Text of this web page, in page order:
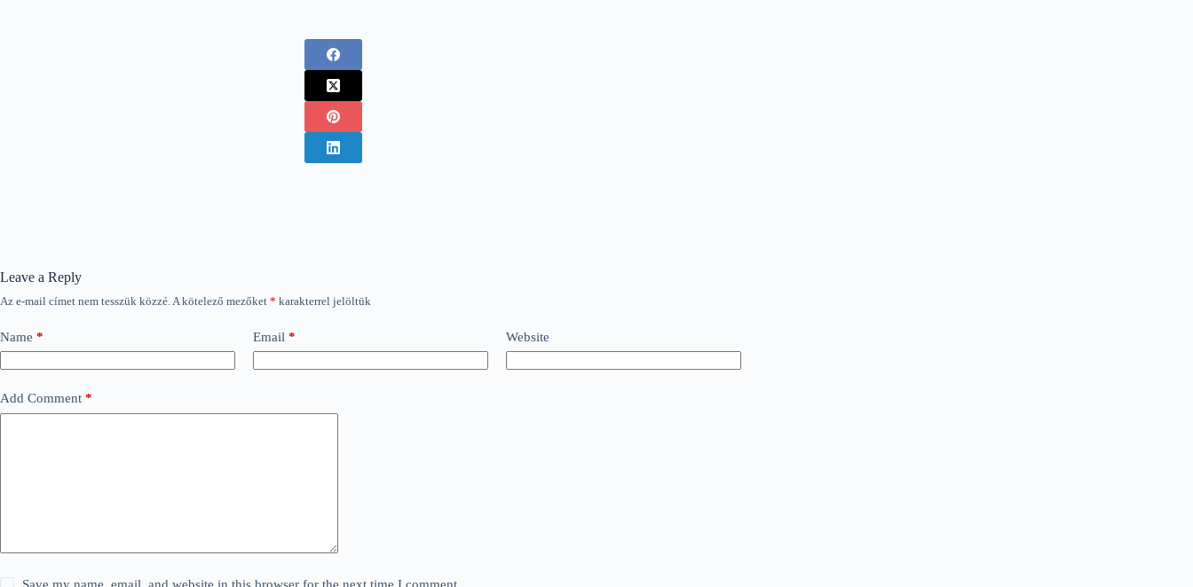
Leave a Reply
Az e-mail címet nem tesszük közzé. A kötelező mezőket * karakterrel jelöltük
Name * Email * Website
Add Comment *
Save my name, email, and website in this browser for the next time I comment.